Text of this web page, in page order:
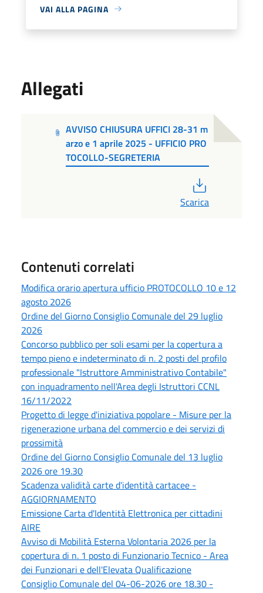
VAI ALLA PAGINA
Allegati
AVVISO CHIUSURA UFFICI 28-31 m
arzo e 1 aprile 2025 - UFFICIO PRO
TOCOLLO-SEGRETERIA
Scarica
Contenuti correlati
Modifica orario apertura ufficio PROTOCOLLO 10 e 12
agosto 2026
Ordine del Giorno Consiglio Comunale del 29 luglio
2026
Concorso pubblico per soli esami per la copertura a
tempo pieno e indeterminato di n. 2 posti del profilo
professionale "Istruttore Amministrativo Contabile"
con inquadramento nell'Area degli Istruttori CCNL
16/11/2022
Progetto di legge d'iniziativa popolare - Misure per la
rigenerazione urbana del commercio e dei servizi di
prossimità
Ordine del Giorno Consiglio Comunale del 13 luglio
2026 ore 19.30
Scadenza validità carte d'identità cartacee -
AGGIORNAMENTO
Emissione Carta d'Identità Elettronica per cittadini
AIRE
Avviso di Mobilità Esterna Volontaria 2026 per la
copertura di n. 1 posto di Funzionario Tecnico - Area
dei Funzionari e dell'Elevata Qualificazione
Consiglio Comunale del 04-06-2026 ore 18.30 -